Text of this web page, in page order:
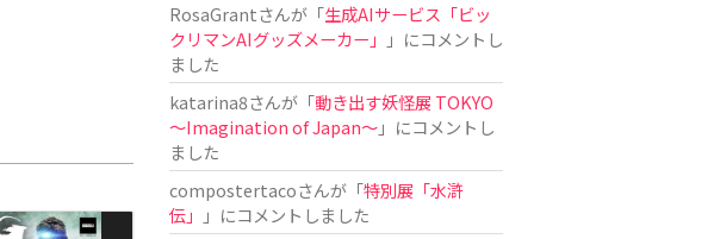
RosaGrantさんが「生成AIサービス「ビッ
クリマンAIグッズメーカー」
」にコメントし
ました
katarina8さんが「動き出す妖怪展 TOKYO
〜Imagination of Japan〜」にコメントし
ました
compostertacoさんが「特別展「水滸
伝」
」にコメントしました